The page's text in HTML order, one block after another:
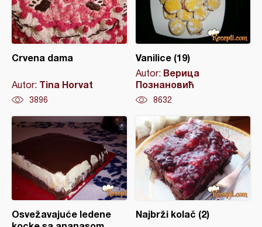
Crvena dama
Autor: Tina Horvat
3896
Vanilice (19)
Autor: Верица
Познановић
8632
Osvežavajuće ledene
Najbrži kolač (2)